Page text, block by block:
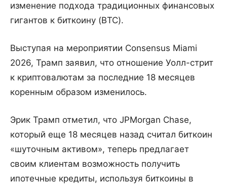
изменение подхода традиционных финансовых
гигантов к биткоину (BTC).
Выступая на мероприятии Consensus Miami
2026, Трамп заявил, что отношение Уолл-стрит
к криптовалютам за последние 18 месяцев
коренным образом изменилось.
Эрик Трамп отметил, что JPMorgan Chase,
который еще 18 месяцев назад считал биткоин
«шуточным активом», теперь предлагает
своим клиентам возможность получить
ипотечные кредиты, используя биткоины в